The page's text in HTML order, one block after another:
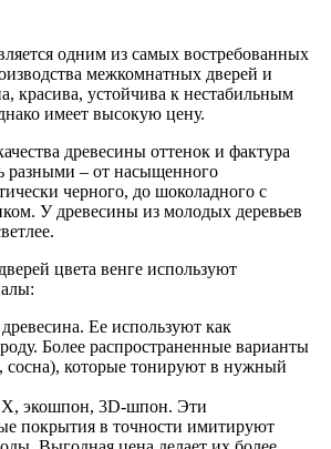
одним из самых востребованных
межкомнатных дверей и
красива, устойчива к нестабильным
имеет высокую цену.
древесины оттенок и фактура
разными – от насыщенного
черного, до шоколадного с
У древесины из молодых деревьев
цвета венге используют
Ее используют как
Более распространенные варианты
сосна), которые тонируют в нужный
экошпон, 3D-шпон. Эти
покрытия в точности имитируют